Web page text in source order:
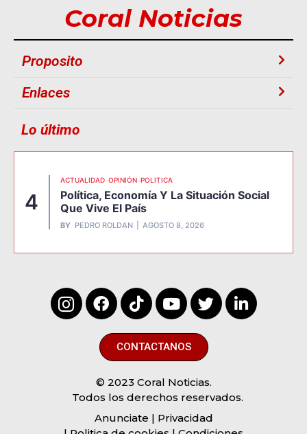
Coral Noticias
Proposito
Enlaces
Lo último
4
ACTUALIDAD OPINIÓN POLITICA
Política, Economía Y La Situación Social
Que Vive El País
BY PEDRO ROLDAN AGOSTO 8, 2026
CONTACTANOS
© 2023 Coral Noticias.
Todos los derechos reservados.
Anunciate | Privacidad